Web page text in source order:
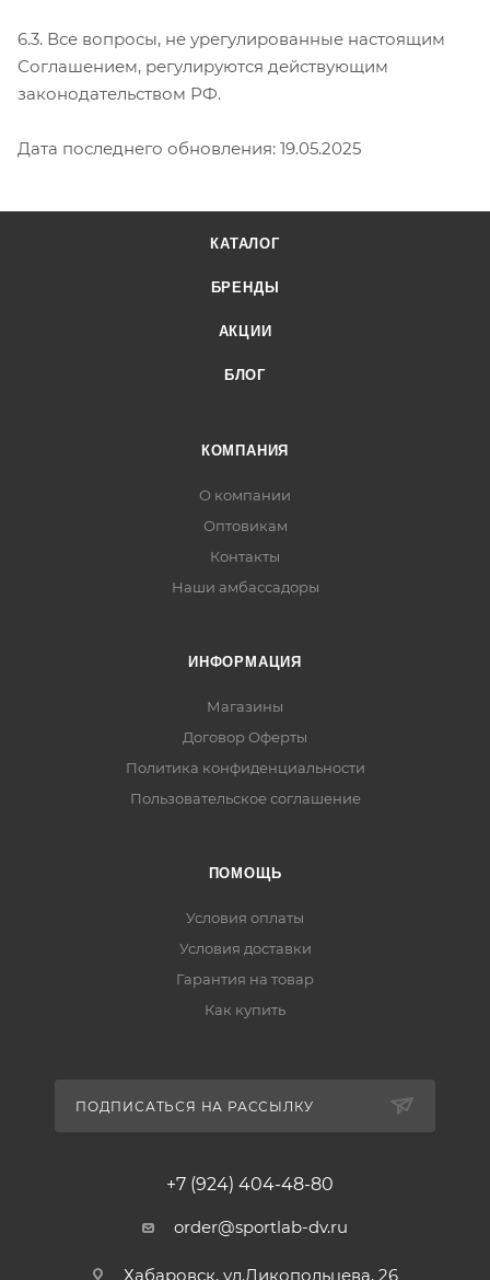
6.3. Все вопросы, не урегулированные настоящим
Соглашением, регулируются действующим
законодательством РФ.
Дата последнего обновления: 19.05.2025
КАТАЛОГ
БРЕНДЫ
АКЦИИ
БЛОГ
КОМПАНИЯ
О компании
Оптовикам
Контакты
Наши амбассадоры
ИНФОРМАЦИЯ
Магазины
Договор Оферты
Политика конфиденциальности
Пользовательское соглашение
ПОМОЩЬ
Условия оплаты
Условия доставки
Гарантия на товар
Как купить
ПОДПИСАТЬСЯ НА РАССЫЛКУ
+7 (924) 404-48-80
order@sportlab-dv.ru
Хабаровск, ул.Дикопольцева, 26